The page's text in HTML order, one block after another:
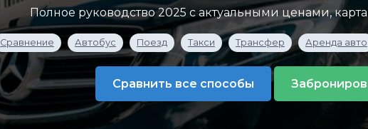
Полное руководство 2025 с актуальными ценами,
Сравнение Автобус Поезд Такси Трансфер Аренда авто
Сравнить все способы